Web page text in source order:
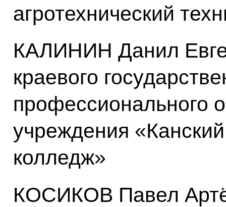
агротехнический
КАЛИНИН Данил
краевого
профессионального
учреждения
колледж»
КОСИКОВ Павел